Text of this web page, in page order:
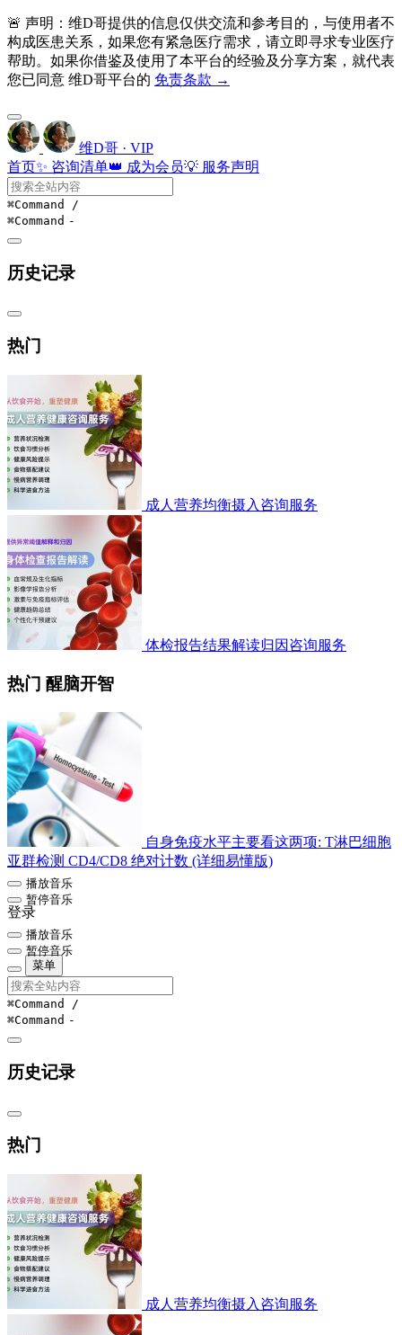
🚨 声明：维D哥提供的信息仅供交流和参考目的，与使用者不
构成医患关系，如果您有紧急医疗需求，请立即寻求专业医疗
帮助。如果你借鉴及使用了本平台的经验及分享方案，就代表
您已同意 维D哥平台的 免责条款 →
维D哥 · VIP
首页✨ 咨询清单👑 成为会员💡 服务声明
⌘Command /
⌘Command -
历史记录
热门
成人营养均衡摄入咨询服务
体检报告结果解读归因咨询服务
热门 醒脑开智
自身免疫水平主要看这两项: T淋巴细胞
亚群检测 CD4/CD8 绝对计数 (详细易懂版)
播放音乐
暂停音乐
登录
播放音乐
暂停音乐
菜单
⌘Command /
⌘Command -
历史记录
热门
成人营养均衡摄入咨询服务